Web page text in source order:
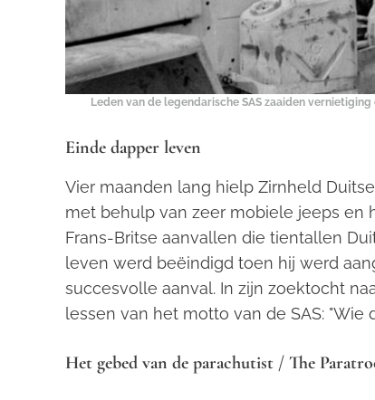
Leden van de legendarische SAS zaaiden
Einde dapper leven
Vier maanden lang hielp Zirnheld
met behulp van zeer mobiele jeeps en
Frans-Britse aanvallen die tientallen
leven werd beëindigd toen hij werd
succesvolle aanval. In zijn zoektocht
lessen van het motto van de SAS: "Wie
Het gebed van de parachutist / The